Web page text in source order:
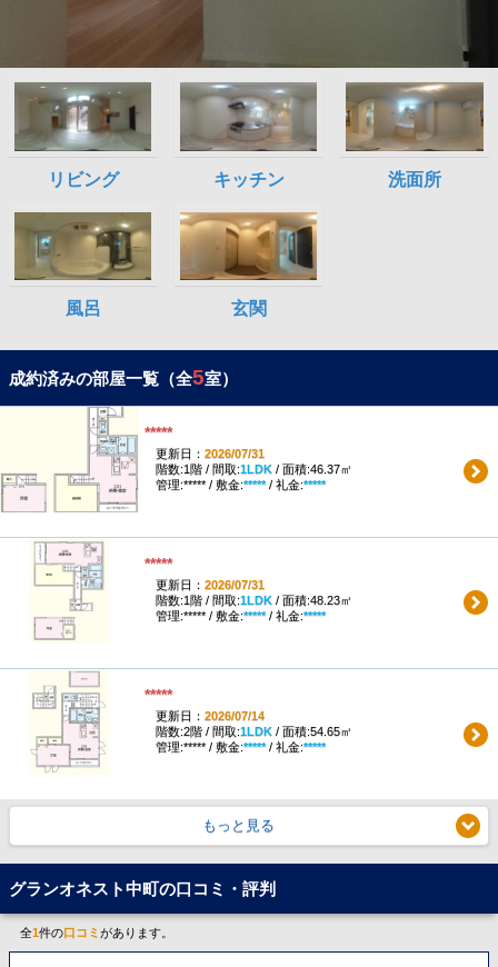
成約済みの部屋一覧（全5室）
*****
更新日： 2026/07/31
階数:1階 / 間取:1LDK/ 面積:46.37㎡
管理:***** / 敷金:*****/ 礼金:*****
*****
更新日： 2026/07/31
階数:1階 / 間取:1LDK/ 面積:48.23㎡
管理:***** / 敷金:*****/ 礼金:*****
*****
更新日： 2026/07/14
階数:2階 / 間取:1LDK/ 面積:54.65㎡
管理:***** / 敷金:*****/ 礼金:*****
もっと見る
グランオネスト中町の口コミ・評判
全1件の口コミ があります。